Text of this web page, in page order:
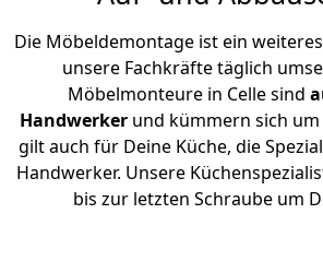
Die Möbeldemontage ist ein
unsere Fachkräfte täglich
Möbelmonteure in Celle sind
Handwerker und kümmern sich
gilt auch für Deine Küche, die
Handwerker. Unsere
bis zur letzten Schraube um